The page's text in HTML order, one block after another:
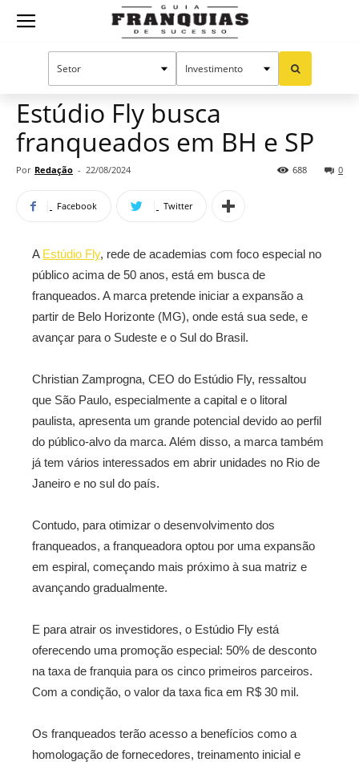
Guia
Mercado de franquias
Estúdio Fly busca
franqueados em BH e SP
Por Redação - 22/08/2024 0
688
Facebook Twitter
A Estúdio Fly, rede de academias com foco especial no
público acima de 50 anos, está em busca de
franqueados. A marca pretende iniciar a expansão a
partir de Belo Horizonte (MG), onde está sua sede, e
avançar para o Sudeste e o Sul do Brasil.
Christian Zamprogna, CEO do Estúdio Fly, ressaltou
que São Paulo, especialmente a capital e o litoral
paulista, apresenta um grande potencial devido ao perfil
do público-alvo da marca. Além disso, a marca também
já tem vários interessados em abrir unidades no Rio de
Janeiro e no sul do país.
Contudo, para otimizar o desenvolvimento dos
franqueados, a franqueadora optou por uma expansão
em espiral, começando mais próximo à sua matriz e
avançando gradualmente.
E para atrair os investidores, o Estúdio Fly está
oferecendo uma promoção especial: 50% de desconto
na taxa de franquia para os cinco primeiros parceiros.
Com a condição, o valor da taxa fica em R$ 30 mil.
Os franqueados terão acesso a benefícios como a
homologação de fornecedores, treinamento inicial e